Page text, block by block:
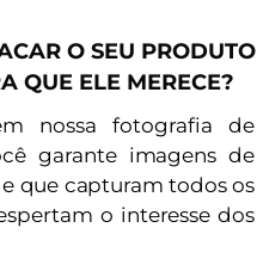
O SEU PRODUTO
QUE ELE MERECE?
nossa fotografia de
garante imagens de
que capturam todos os
o interesse dos